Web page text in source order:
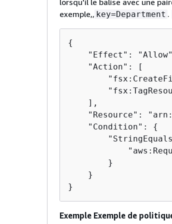
lorsqu'il le balise avec une
exemple,, key=Department .
{
"Effect":
    "Action": [
    ],
"Resource":
    "Condition":
{
        }
    }
}
Exemple Exemple de